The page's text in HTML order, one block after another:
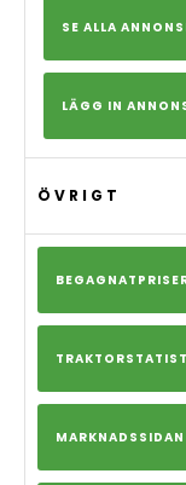
SE ALLA
LÄGG IN
ÖVRIGT
MARKNADSSIDAN